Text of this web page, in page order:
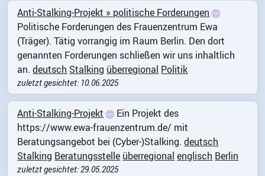
Anti-Stalking-Projekt » politische Forderungen
Politische Forderungen des Frauenzentrum Ewa
(Träger). Tätig vorrangig im Raum Berlin. Den dort
genannten Forderungen schließen wir uns inhaltlich
an. deutsch Stalking überregional Politik
zuletzt gesichtet: 10.06.2025
Anti-Stalking-Projekt
Ein Projekt des
https://www.ewa-frauenzentrum.de/ mit
Beratungsangebot bei (Cyber-)Stalking. deutsch
Stalking Beratungsstelle überregional englisch Berlin
zuletzt gesichtet: 29.05.2025